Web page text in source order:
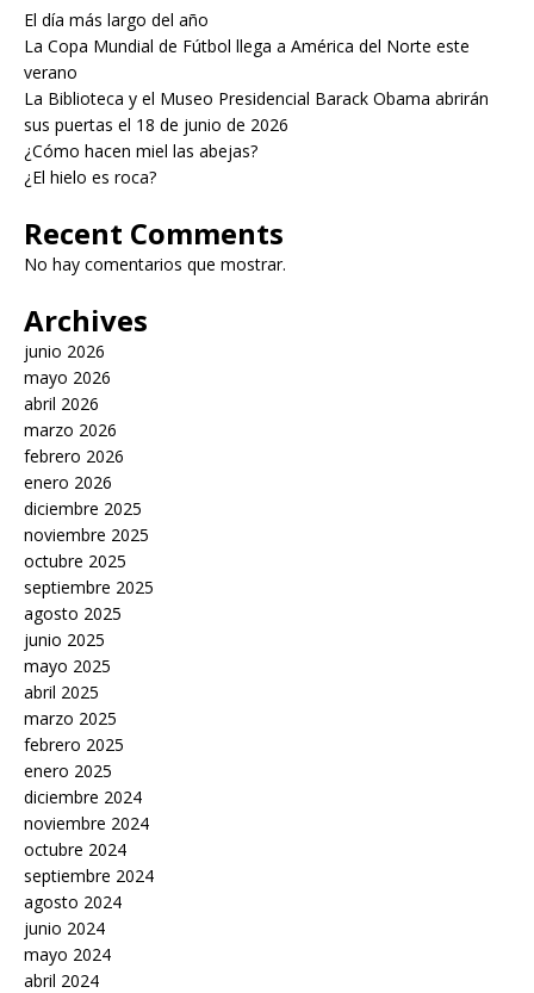
El día más largo del año
La Copa Mundial de Fútbol llega a América del Norte este
verano
La Biblioteca y el Museo Presidencial Barack Obama abrirán
sus puertas el 18 de junio de 2026
¿Cómo hacen miel las abejas?
¿El hielo es roca?
Recent Comments
No hay comentarios que mostrar.
Archives
junio 2026
mayo 2026
abril 2026
marzo 2026
febrero 2026
enero 2026
diciembre 2025
noviembre 2025
octubre 2025
septiembre 2025
agosto 2025
junio 2025
mayo 2025
abril 2025
marzo 2025
febrero 2025
enero 2025
diciembre 2024
noviembre 2024
octubre 2024
septiembre 2024
agosto 2024
junio 2024
mayo 2024
abril 2024